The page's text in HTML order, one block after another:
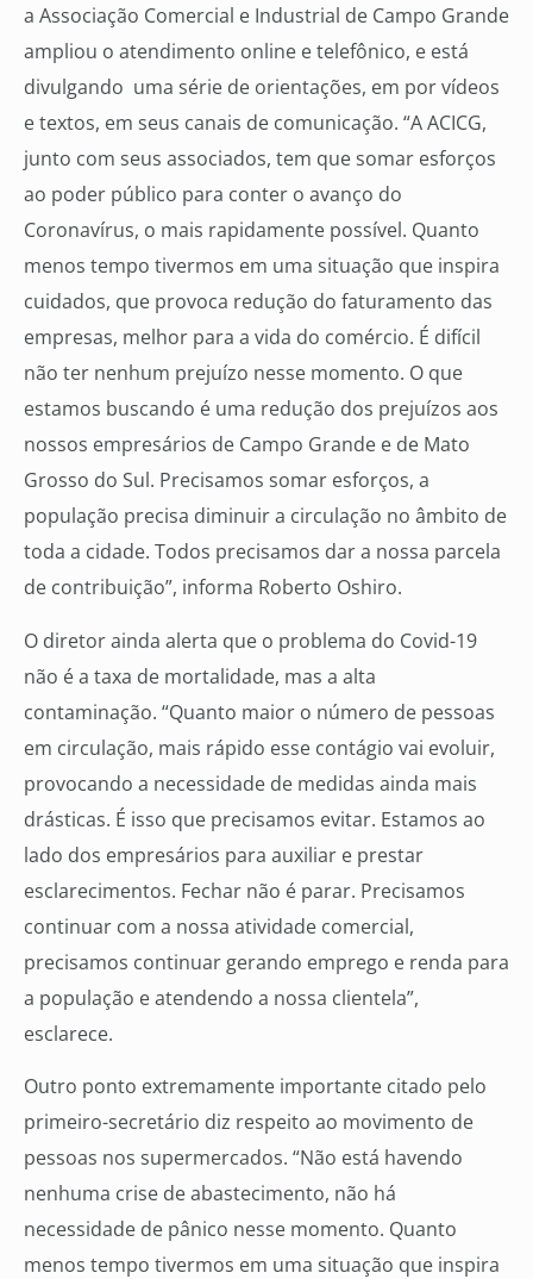
a Associação Comercial e Industrial de Campo Grande
ampliou o atendimento online e telefônico, e está
divulgando uma série de orientações, em por vídeos
e textos, em seus canais de comunicação. “A ACICG,
junto com seus associados, tem que somar esforços
ao poder público para conter o avanço do
Coronavírus, o mais rapidamente possível. Quanto
menos tempo tivermos em uma situação que inspira
cuidados, que provoca redução do faturamento das
empresas, melhor para a vida do comércio. É difícil
não ter nenhum prejuízo nesse momento. O que
estamos buscando é uma redução dos prejuízos aos
nossos empresários de Campo Grande e de Mato
Grosso do Sul. Precisamos somar esforços, a
população precisa diminuir a circulação no âmbito de
toda a cidade. Todos precisamos dar a nossa parcela
de contribuição”, informa Roberto Oshiro.
O diretor ainda alerta que o problema do Covid-19
não é a taxa de mortalidade, mas a alta
contaminação. “Quanto maior o número de pessoas
em circulação, mais rápido esse contágio vai evoluir,
provocando a necessidade de medidas ainda mais
drásticas. É isso que precisamos evitar. Estamos ao
lado dos empresários para auxiliar e prestar
esclarecimentos. Fechar não é parar. Precisamos
continuar com a nossa atividade comercial,
precisamos continuar gerando emprego e renda para
a população e atendendo a nossa clientela”,
esclarece.
Outro ponto extremamente importante citado pelo
primeiro-secretário diz respeito ao movimento de
pessoas nos supermercados. “Não está havendo
nenhuma crise de abastecimento, não há
necessidade de pânico nesse momento. Quanto
menos tempo tivermos em uma situação que inspira